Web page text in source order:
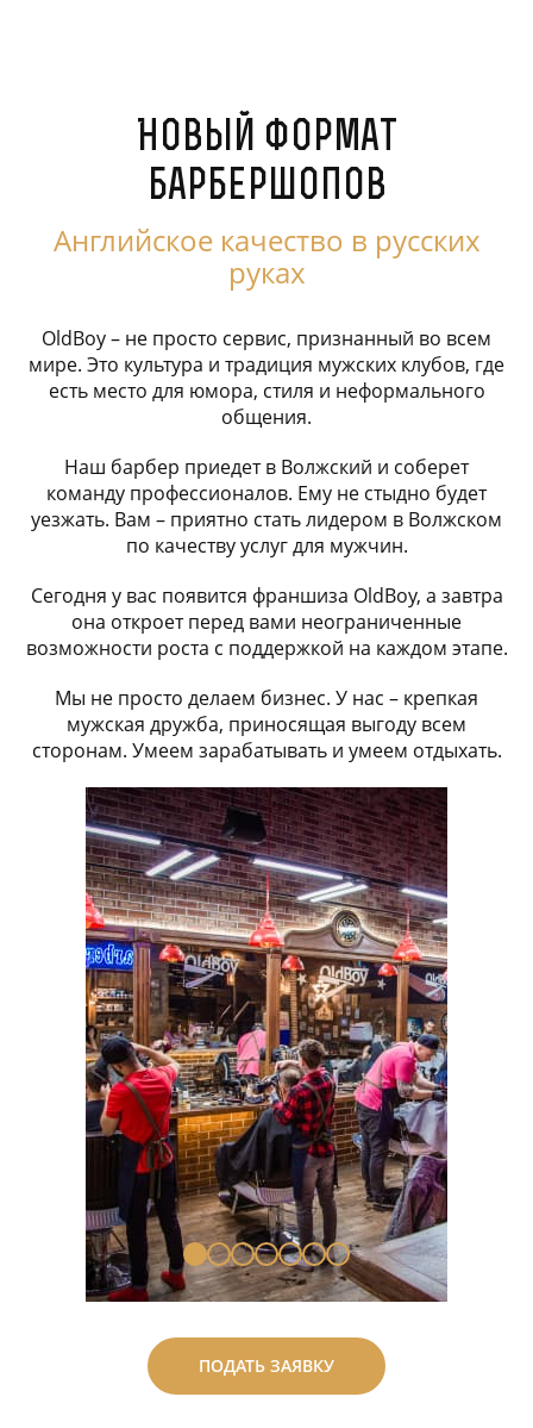
Новый формат
барбершопов
Английское качество в русских
руках
OldBoy – не просто сервис, признанный во всем
мире. Это культура и традиция мужских клубов, где
есть место для юмора, стиля и неформального
общения.
Наш барбер приедет в Волжский и соберет
команду профессионалов. Ему не стыдно будет
уезжать. Вам – приятно стать лидером в Волжском
по качеству услуг для мужчин.
Сегодня у вас появится франшиза OldBoy, а завтра
она откроет перед вами неограниченные
возможности роста с поддержкой на каждом этапе.
Мы не просто делаем бизнес. У нас – крепкая
мужская дружба, приносящая выгоду всем
сторонам. Умеем зарабатывать и умеем отдыхать.
ПОДАТЬ ЗАЯВКУ